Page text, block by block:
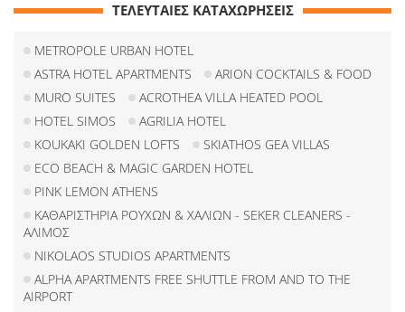
ΤΕΛΕΥΤΑΙΕΣ ΚΑΤΑΧΩΡΗΣΕΙΣ
METROPOLE URBAN HOTEL
ASTRA HOTEL APARTMENTS
ARION COCKTAILS & FOOD
MURO SUITES
ACROTHEA VILLA HEATED POOL
HOTEL SIMOS
AGRILIA HOTEL
KOUKAKI GOLDEN LOFTS
SKIATHOS GEA VILLAS
ECO BEACH & MAGIC GARDEN HOTEL
PINK LEMON ATHENS
ΚΑΘΑΡΙΣΤΗΡΙΑ ΡΟΥΧΩΝ & ΧΑΛΙΩΝ - SEKER CLEANERS -
ΑΛΙΜΟΣ
NIKOLAOS STUDIOS APARTMENTS
ALPHA APARTMENTS FREE SHUTTLE FROM AND TO THE
AIRPORT